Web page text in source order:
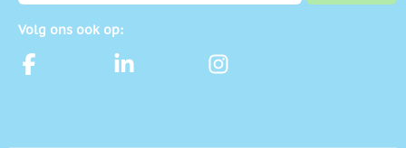
Volg ons ook op: